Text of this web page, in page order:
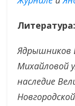
Литература:
Ядрышников
Михайловой
наследие